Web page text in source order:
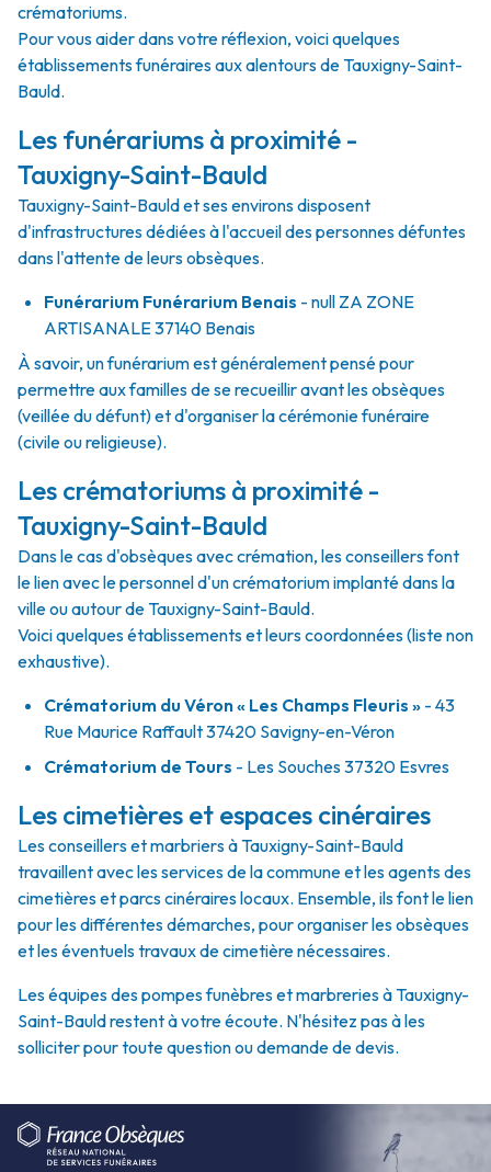
crématoriums.
Pour vous aider dans votre réflexion, voici quelques
établissements funéraires aux alentours de Tauxigny-Saint-
Bauld.
Les funérariums à proximité -
Tauxigny-Saint-Bauld
Tauxigny-Saint-Bauld et ses environs disposent
d'infrastructures dédiées à l'accueil des personnes défuntes
dans l'attente de leurs obsèques.
Funérarium Funérarium Benais - null ZA ZONE
ARTISANALE37140 Benais
À savoir, un funérarium est généralement pensé pour
permettre aux familles de se recueillir avant les obsèques
(veillée du défunt) et d'organiser la cérémonie funéraire
(civile ou religieuse).
Les crématoriums à proximité -
Tauxigny-Saint-Bauld
Dans le cas d'obsèques avec crémation, les conseillers font
le lien avec le personnel d'un crématorium implanté dans la
ville ou autour de Tauxigny-Saint-Bauld.
Voici quelques établissements et leurs coordonnées (liste non
exhaustive).
Crématorium du Véron « Les Champs Fleuris » - 43
Rue Maurice Raffault 37420 Savigny-en-Véron
Crématorium de Tours - Les Souches 37320 Esvres
Les cimetières et espaces cinéraires
Les conseillers et marbriers à Tauxigny-Saint-Bauld
travaillent avec les services de la commune et les agents des
cimetières et parcs cinéraires locaux. Ensemble, ils font le lien
pour les différentes démarches, pour organiser les obsèques
et les éventuels travaux de cimetière nécessaires.
Les équipes des pompes funèbres et marbreries à Tauxigny-
Saint-Bauld restent à votre écoute. N'hésitez pas à les
solliciter pour toute question ou demande de devis.